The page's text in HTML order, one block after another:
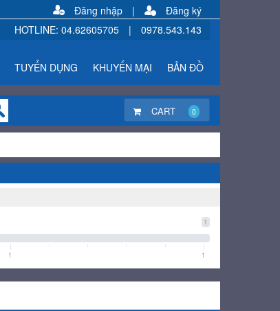
Đăng nhập |
Đăng ký
HOTLINE: 04.62605705 | 0978.543.143
TUYỂN DỤNG KHUYẾN MẠI BẢN ĐỒ
CART 0
1
1 1